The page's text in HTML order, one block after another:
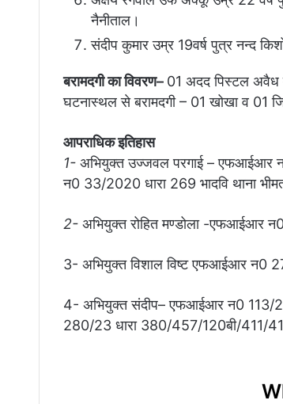
नैनीताल।
संदीप कुमार उम्र 19वर्ष पुत्र नन्द
बरामदगी का विवरण– 01 अदद पिस्टल अवैध
घटनास्थल से बरामदगी – 01 खोखा व 01
आपराधिक इतिहास
1-अभियुक्त उज्जवल परगाई – एफआईआर
न0 33/2020 धारा 269 भादवि थाना
2-अभियुक्त रोहित मण्डोला -एफआईआर न0
3- अभियुक्त विशाल विष्ट एफआईआर न0 27/
4- अभियुक्त संदीप– एफआईआर न0 113/
280/23 धारा 380/457/120बी/411/414